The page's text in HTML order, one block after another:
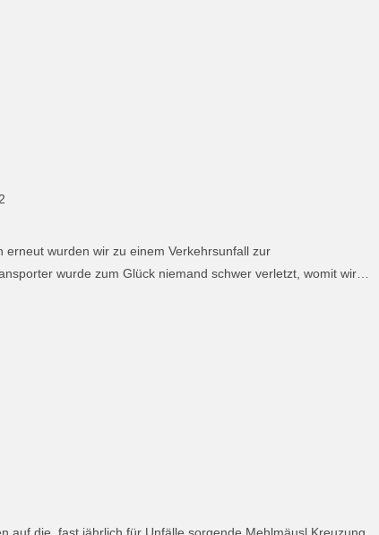
wurden wir zu einem Verkehrsunfall zur
wurde zum Glück niemand schwer verletzt, womit wir…
auf die, fast jährlich für Unfälle sorgende Mehlmäusl Kreuzung,